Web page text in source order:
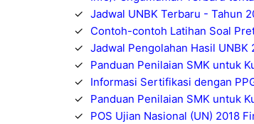
✓ Jadwal UNBK Terbaru - Tahun
✓
Contoh-contoh Latihan Soal
✓ Jadwal Pengolahan Hasil UNBK
✓
Panduan Penilaian SMK untuk
✓
Informasi Sertifikasi dengan
✓
Panduan Penilaian SMK untuk
✓
POS Ujian Nasional (UN) 2018